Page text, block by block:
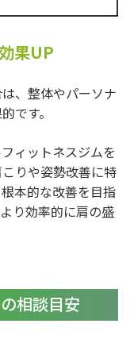
果UP
、整体やパーソナ
です。
ィットネスジムを
りや姿勢改善に特
本的な改善を目指
り効率的に肩の盛
相談目安